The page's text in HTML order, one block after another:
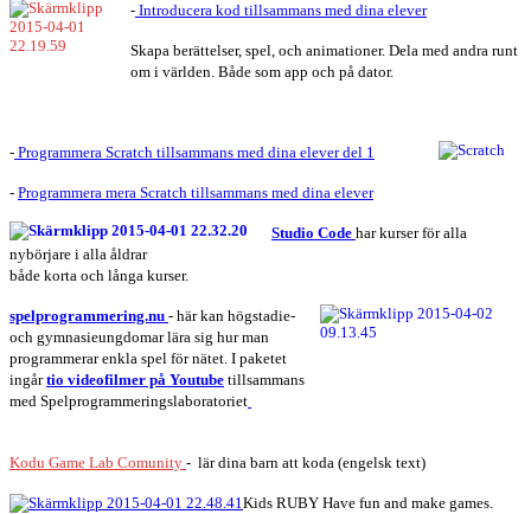
- Introducera kod tillsammans med dina elever
Skapa berättelser, spel, och animationer. Dela med andra runt
om i världen. Både som app och på dator.
- Programmera Scratch tillsammans med dina elever del 1
- Programmera mera Scratch tillsammans med dina elever
Studio Code har kurser för alla
nybörjare i alla åldrar
både korta och långa kurser.
spelprogrammering.nu - här kan högstadie-
och gymnasieungdomar lära sig hur man
programmerar enkla spel för nätet. I paketet
ingårtio videofilmer på Youtube tillsammans
med Spelprogrammeringslaboratoriet
Kodu Game Lab Comunity - lär dina barn att koda (engelsk text)
Kids RUBY Have fun and make games.